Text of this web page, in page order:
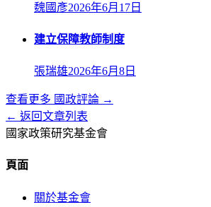
魏國彥2026年6月17日
建立保障教師制度
張瑞雄2026年6月8日
查看更多 國政評論 →
← 返回文章列表
國家政策研究基金會
頁面
關於基金會